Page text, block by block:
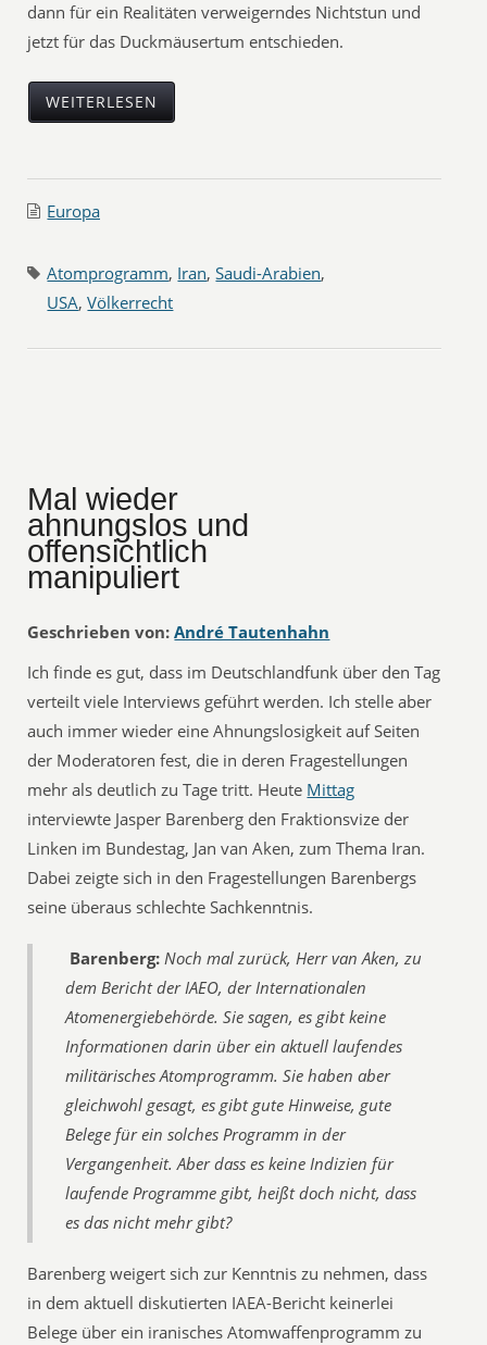
dann für ein Realitäten verweigerndes Nichtstun und
jetzt für das Duckmäusertum entschieden.
WEITERLESEN
Europa
Atomprogramm, Iran,Saudi-Arabien,
USA,Völkerrecht
Mal wieder
ahnungslos und
offensichtlich
manipuliert
Geschrieben von: André Tautenhahn
Ich finde es gut, dass im Deutschlandfunk über den Tag
verteilt viele Interviews geführt werden. Ich stelle aber
auch immer wieder eine Ahnungslosigkeit auf Seiten
der Moderatoren fest, die in deren Fragestellungen
mehr als deutlich zu Tage tritt. Heute Mittag
interviewte Jasper Barenberg den Fraktionsvize der
Linken im Bundestag, Jan van Aken, zum Thema Iran.
Dabei zeigte sich in den Fragestellungen Barenbergs
seine überaus schlechte Sachkenntnis.
Barenberg: Noch mal zurück, Herr van Aken, zu
dem Bericht der IAEO, der Internationalen
Atomenergiebehörde. Sie sagen, es gibt keine
Informationen darin über ein aktuell laufendes
militärisches Atomprogramm. Sie haben aber
gleichwohl gesagt, es gibt gute Hinweise, gute
Belege für ein solches Programm in der
Vergangenheit. Aber dass es keine Indizien für
laufende Programme gibt, heißt doch nicht, dass
es das nicht mehr gibt?
Barenberg weigert sich zur Kenntnis zu nehmen, dass
in dem aktuell diskutierten IAEA-Bericht keinerlei
Belege über ein iranisches Atomwaffenprogramm zu